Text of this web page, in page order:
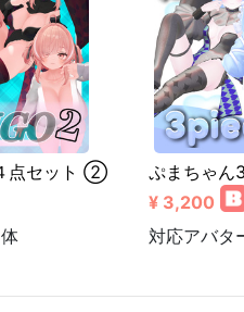
点セット ②
体
ぷまちゃん
¥ 3,200
対応アバタ